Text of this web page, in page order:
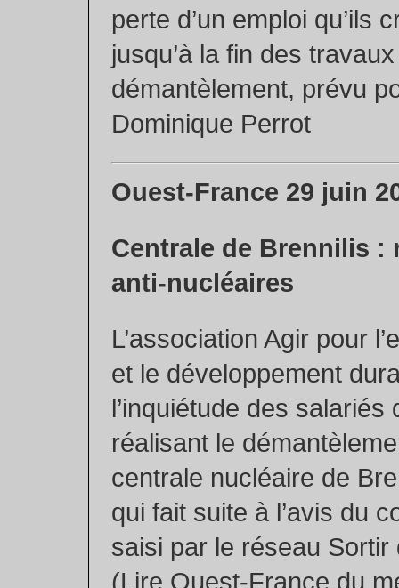
perte d’un emploi qu’ils
jusqu’à la fin des
démantèlement, prévu
Dominique Perrot
Ouest-France 29 juin
Centrale de Brennilis :
anti-nucléaires
L’association Agir pour
et le développement
l’inquiétude des
réalisant le
centrale nucléaire de
qui fait suite à l’avis du
saisi par le réseau Sortir
(Lire Ouest-France du